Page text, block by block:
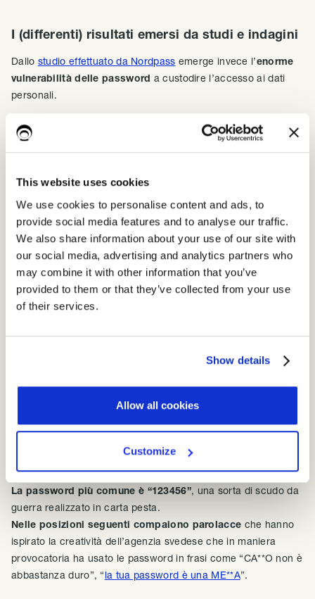
This website uses cookies
We use cookies to personalise content and ads, to
provide social media features and to analyse our traffic.
We also share information about your use of our site with
our social media, advertising and analytics partners who
may combine it with other information that you’ve
provided to them or that they’ve collected from your use
of their services.
Show details
Allow all cookies
Customize
I (differenti) risultati emersi da studi e indagini
Dallo studio effettuato da Nordpass emerge invece l’enorme
vulnerabilità delle password a custodire l’accesso ai dati
personali.
La maggior parte delle password presenti al mondo può
essere facilmente hackerata:
nel 2019 il 70% delle
percentuale che sale fino al 73% l’anno successivo.
Safety Detecters ha addiritturaanalizzato le 20 password più
violate al mondo raccogliendo informazioni da un database di
18 milioni di password e creando deglischemi molto
interessanti basati su abitudini e influenze culturali.
La campagna svedese contro le password
Safety Detector prima di ideare una geniale campagna
sull’uso di password di difficile hackeraggio.
L’agenzia svedese Akestam Holst per conto della società di
ha realizzato dei cartelloni pubblicitari con
La password più comune è “123456”, una sorta di scudo da
guerra realizzato in carta pesta.
Nelle posizioni seguenti compaiono parolacce che hanno
ispirato la creatività dell’agenzia svedese che in maniera
provocatoria ha usato le password in frasi come “CA**O non è
abbastanza duro”, “la tua password è una ME**A”.